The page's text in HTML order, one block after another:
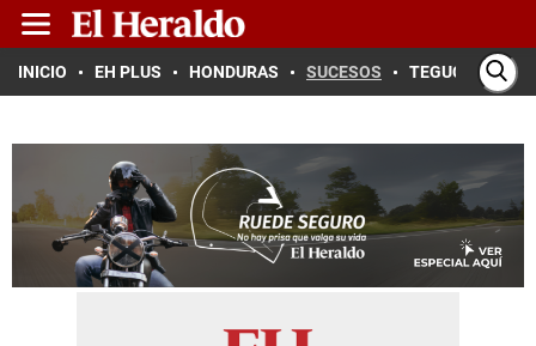
INICIO EH PLUS HONDURAS SUCESOS TEGUCIGALPA